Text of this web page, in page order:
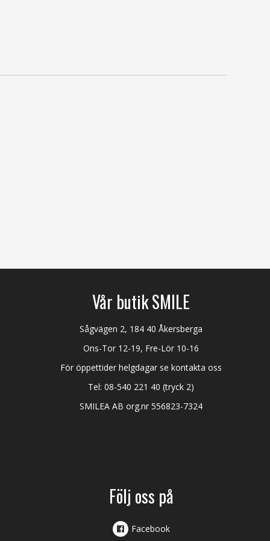
Vår butik SMILE
Sågvägen 2, 184 40 Åkersberga
Ons-Tor 12-19, Fre-Lör 10-16
För öppettider helgdagar se kontakta oss
Tel:08-540 221 40 (tryck 2)
SMILEA AB org.nr 556823-7324
Följ oss på
Facebook